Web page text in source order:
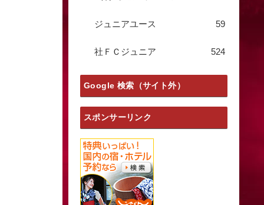
ジュニアユース 59
社ＦＣジュニア 524
Google 検索（サイト外）
スポンサーリンク